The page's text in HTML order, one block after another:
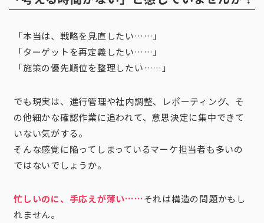
「本当は、戦略を見直したい……」
「ターゲットを再定義したい……」
「施策の優先順位を整理したい……」
でも現実は、進行管理や社内調整、レポーティング、そ
の他細かな確認作業に追われて、意思決定に集中できて
いない気がする。
そんな感覚に陥ってしまっているマーケ担当者も多いの
ではないでしょうか。
忙しいのに、手応えが薄い……それは構造の問題かもし
れません。